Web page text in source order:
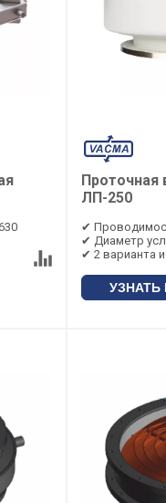
Проточная
ЛП-250
✔
✔ Диаметр
✔ 2 варианта
УЗНАТЬ